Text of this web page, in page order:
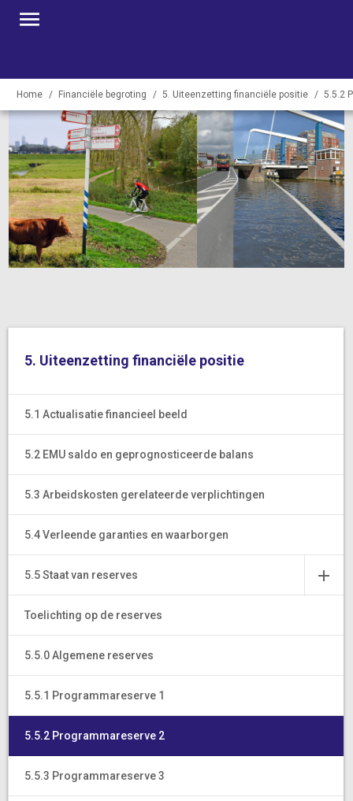
Home Financiële begroting 5. Uiteenzetting financiële positie 5.5.2
5. Uiteenzetting financiële positie
5.1 Actualisatie financieel beeld
5.2 EMU saldo en geprognosticeerde balans
5.3 Arbeidskosten gerelateerde verplichtingen
5.4 Verleende garanties en waarborgen
5.5 Staat van reserves
Toelichting op de reserves
5.5.0 Algemene reserves
5.5.1 Programmareserve 1
5.5.2 Programmareserve 2
5.5.3 Programmareserve 3